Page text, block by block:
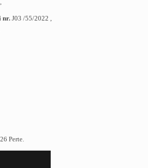
nr.J03 /55/2022 ,
Perte.